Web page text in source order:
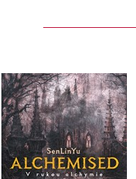
Alchemised
SenLinYu